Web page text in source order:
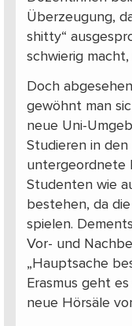
Überzeugung,
shitty“
schwierig
Doch
gewöhnt man
neue Uni-
Studieren in den
untergeordnete
Studenten wie
bestehen, da
spielen.
Vor- und
„Hauptsache
Erasmus geht
neue Hörsäle